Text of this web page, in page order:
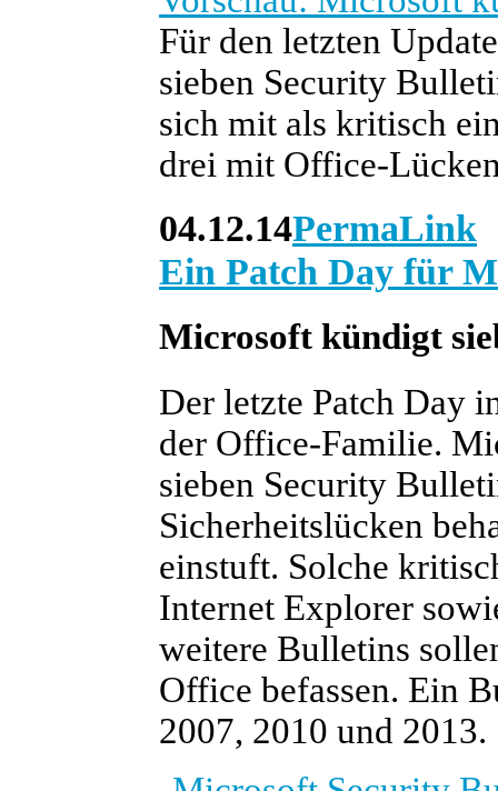
Für den letzten
sieben Security
sich mit als kritisch
drei mit Office-
04.12.14PermaLink
Ein Patch Day für
Microsoft kündigt
Der letzte Patch Day
der Office-Familie.
sieben Security
Sicherheitslücken
einstuft. Solche
Internet Explorer
weitere Bulletins
Office befassen. Ein
2007, 2010 und 2013.